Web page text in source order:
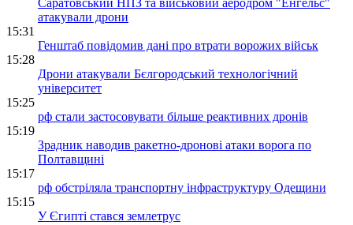
Саратовський НПЗ та військовий аеродром "Енгельс"
атакували дрони
15:31
Генштаб повідомив дані про втрати ворожих військ
15:28
Дрони атакували Бєлгородський технологічний
університет
15:25
рф стали застосовувати більше реактивних дронів
15:19
Зрадник наводив ракетно-дронові атаки ворога по
Полтавщині
15:17
рф обстріляла транспортну інфраструктуру Одещини
15:15
У Єгипті стався землетрус